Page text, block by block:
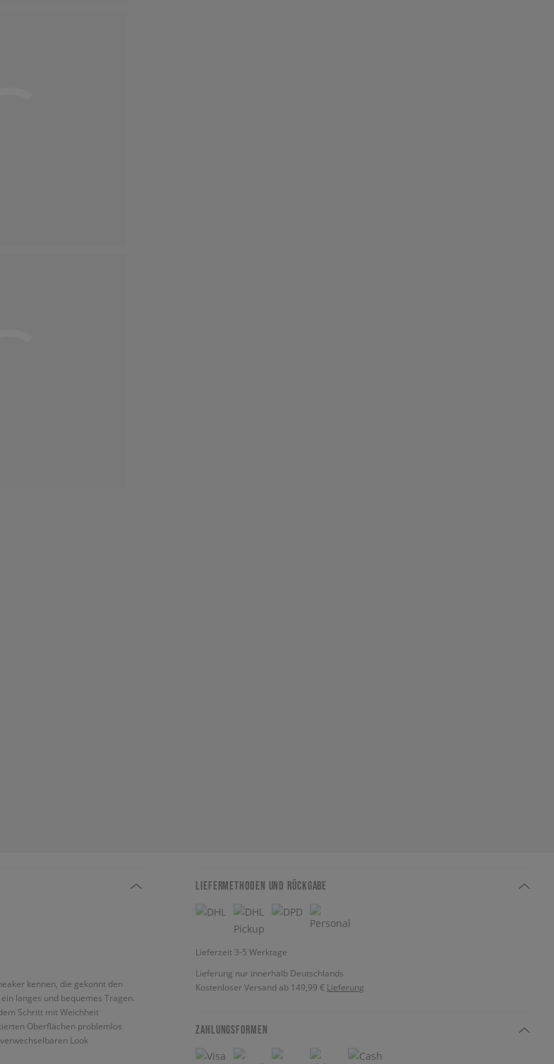
kennen, die gekonnt den
langes und bequemes Tragen.
Schritt mit Weichheit
Oberflächen problemlos
Look
LIEFERMETHODEN UND RÜCKGABE
Lieferzeit 3-5 Werktage
Lieferung nur innerhalb Deutschlands
Kostenloser Versand ab 149,99 € Lieferung
ZAHLUNGSFORMEN